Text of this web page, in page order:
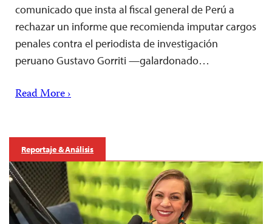
comunicado que insta al fiscal general de Perú a
rechazar un informe que recomienda imputar cargos
penales contra el periodista de investigación
peruano Gustavo Gorriti —galardonado…
Read More ›
Reportaje & Análisis